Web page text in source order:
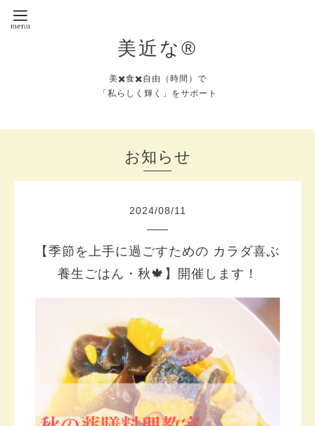
美近な®︎
美✖️食✖️自由（時間）で
「私らしく輝く」をサポート
お知らせ
2024/08/11
【季節を上手に過ごすための カラダ喜ぶ
養生ごはん・秋🍁】開催します！